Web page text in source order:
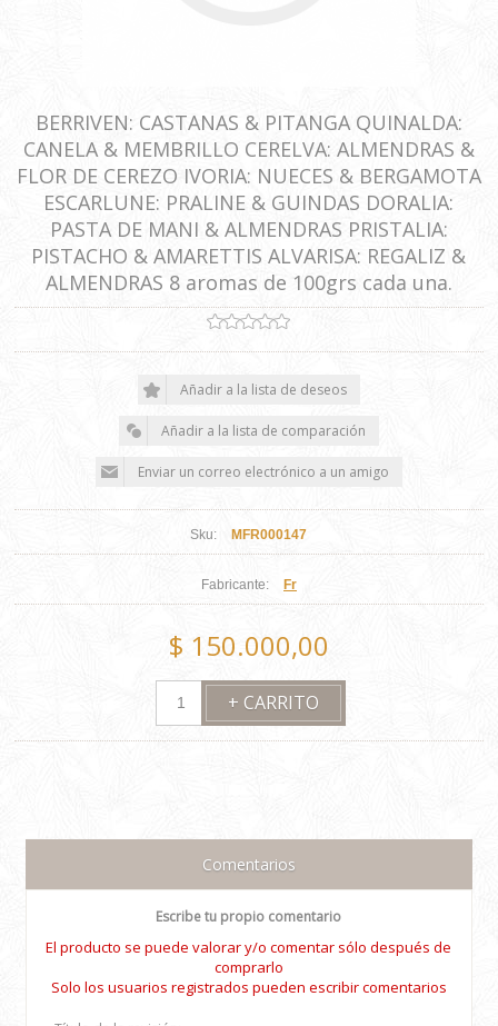
BERRIVEN: CASTANAS & PITANGA QUINALDA:
CANELA & MEMBRILLO CERELVA: ALMENDRAS &
FLOR DE CEREZO IVORIA: NUECES & BERGAMOTA
ESCARLUNE: PRALINE & GUINDAS DORALIA:
PASTA DE MANI & ALMENDRAS PRISTALIA:
PISTACHO & AMARETTIS ALVARISA: REGALIZ &
ALMENDRAS 8 aromas de 100grs cada una.
Sku: MFR000147
Fabricante: Fr
$ 150.000,00
Comentarios
Escribe tu propio comentario
El producto se puede valorar y/o comentar sólo después de
comprarlo
Solo los usuarios registrados pueden escribir comentarios